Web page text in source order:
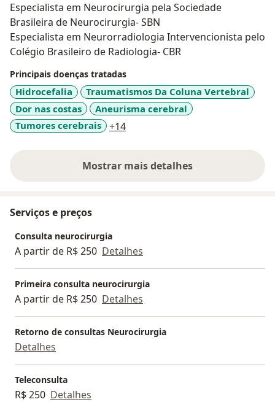
Especialista em Neurocirurgia pela Sociedade
Brasileira de Neurocirurgia- SBN
Especialista em Neurorradiologia Intervencionista pelo
Colégio Brasileiro de Radiologia- CBR
Principais doenças tratadas
Hidrocefalia
Traumatismos Da Coluna Vertebral
Dor nas costas
Aneurisma cerebral
Tumores cerebrais
+14a11y_sr_more_diseases
Mostrar mais detalhes
sobre a experiência
Serviços e preços
Consulta neurocirurgia
A partir de R$ 250 Detalhes
Primeira consulta neurocirurgia
A partir de R$ 250 Detalhes
Retorno de consultas Neurocirurgia
Detalhes
Teleconsulta
R$ 250 Detalhes